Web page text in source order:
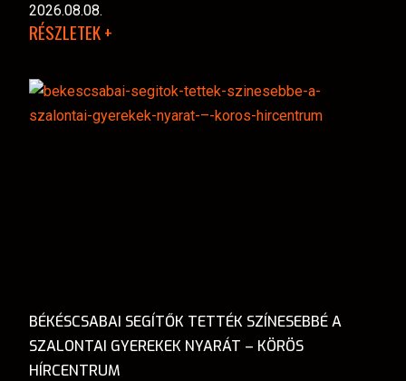
2026.08.08.
RÉSZLETEK +
BÉKÉSCSABAI SEGÍTŐK TETTÉK SZÍNESEBBÉ A
SZALONTAI GYEREKEK NYARÁT – KÖRÖS
HÍRCENTRUM